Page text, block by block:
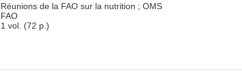
Réunions de la FAO sur la nutrition ; OMS
FAO
1 vol. (72 p.)